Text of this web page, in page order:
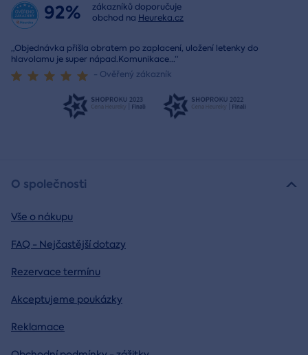
92%
zákazníků doporučuje
obchod na Heureka.cz
„Objednávka přišla obratem po zaplacení, uložení letenky do
hlavolamu je super nápad.Komunikace...“
- Ověřený zákazník
O společnosti
Vše o nákupu
FAQ - Nejčastější dotazy
Rezervace termínu
Akceptujeme poukázky
Reklamace